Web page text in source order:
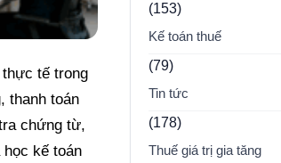
tế trong
thanh toán
chứng từ,
kế toán
(153)
Kế toán thuế
(79)
Tin tức
(178)
Thuế giá trị gia tăng